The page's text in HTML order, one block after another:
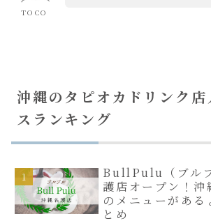
TOCO
沖縄のタピオカドリンク店
スランキング
BullPulu（ブル
護店オープン！沖
のメニューがある
とめ